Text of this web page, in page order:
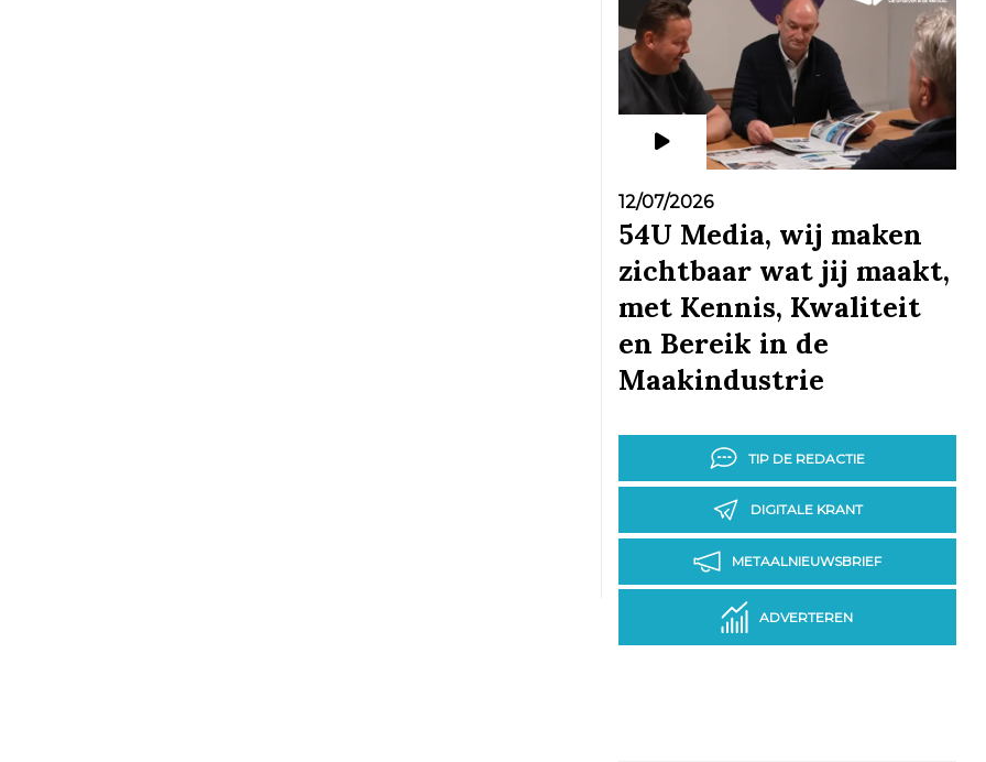
12/07/2026
54U Media, wij maken
zichtbaar wat jij maakt,
met Kennis, Kwaliteit
en Bereik in de
Maakindustrie
TIP DE REDACTIE
DIGITALE KRANT
METAALNIEUWSBRIEF
ADVERTEREN